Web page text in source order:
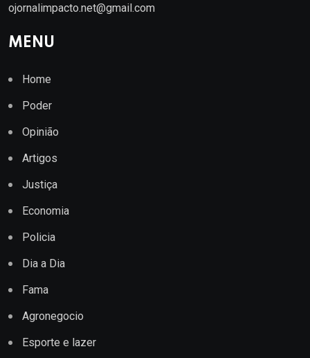
ojornalimpacto.net@gmail.com
MENU
Home
Poder
Opinião
Artigos
Justiça
Economia
Policia
Dia a Dia
Fama
Agronegocio
Esporte e lazer